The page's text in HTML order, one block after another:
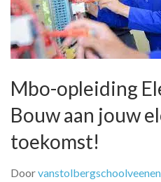
Mbo-opleiding
Bouw aan jouw
toekomst!
Door